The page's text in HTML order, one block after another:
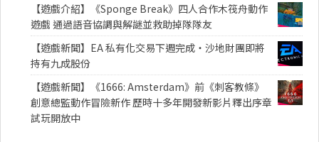
【遊戲介紹】《Sponge Break》四人合作木筏舟動作
遊戲 通過語音協調與解謎並救助掉隊隊友
【遊戲新聞】EA 私有化交易下週完成・沙地財團即將
持有九成股份
【遊戲新聞】《1666: Amsterdam》前《刺客教條》
創意總監動作冒險新作 歷時十多年開發新影片釋出序章
試玩開放中